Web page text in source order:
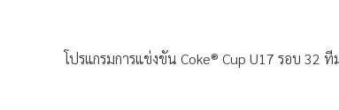
โปรแกรมการแข่งขัน Coke® Cup U17 รอบ 32